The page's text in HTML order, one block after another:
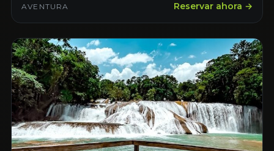
AVENTURA Reservar ahora →